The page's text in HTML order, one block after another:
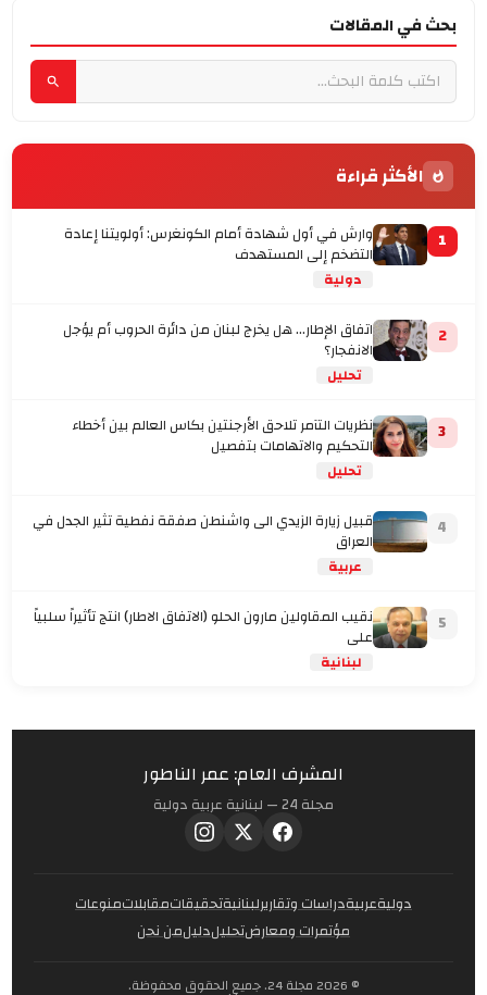
بحث في المقالات
الأكثر قراءة
1 وارش في أول شهادة أمام الكونغرس: أولويتنا إعادة
التضخم إلى المستهدف
دولية
2 اتفاق الإطار... هل يخرج لبنان من دائرة الحروب أم يؤجل
الانفجار؟
تحليل
3 نظريات التآمر تلاحق الأرجنتين بكاس العالم بين أخطاء
التحكيم والاتهامات بتفصيل
تحليل
4 قبيل زيارة الزيدي الى واشنطن صفقة نفطية تثير الجدل في
العراق
عربية
5 نقيب المقاولين مارون الحلو (الاتفاق الاطار) انتج تأثيراً سلبياً
على
لبنانية
المشرف العام: عمر الناطور
مجلة 24 — لبنانية عربية دولية
دوليةعربيةدراسات وتقاريرلبنانيةتحقيقاتمقابلاتمنوعات
مؤتمرات ومعارضتحليلدليلمن نحن
© 2026 مجلة 24. جميع الحقوق محفوظة.